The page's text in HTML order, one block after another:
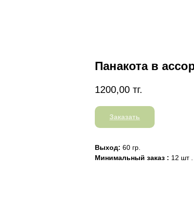
Панакота в
1200,00 тг.
Заказать
Выход: 60 гр.
Минимальный заказ : 12 шт .